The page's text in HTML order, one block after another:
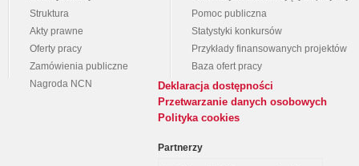
Struktura
Akty prawne
Oferty pracy
Zamówienia publiczne
Nagroda NCN
Pomoc publiczna
Statystyki konkursów
Przykłady finansowanych projektów
Baza ofert pracy
Deklaracja dostępności
Przetwarzanie danych osobowych
Polityka cookies
Partnerzy